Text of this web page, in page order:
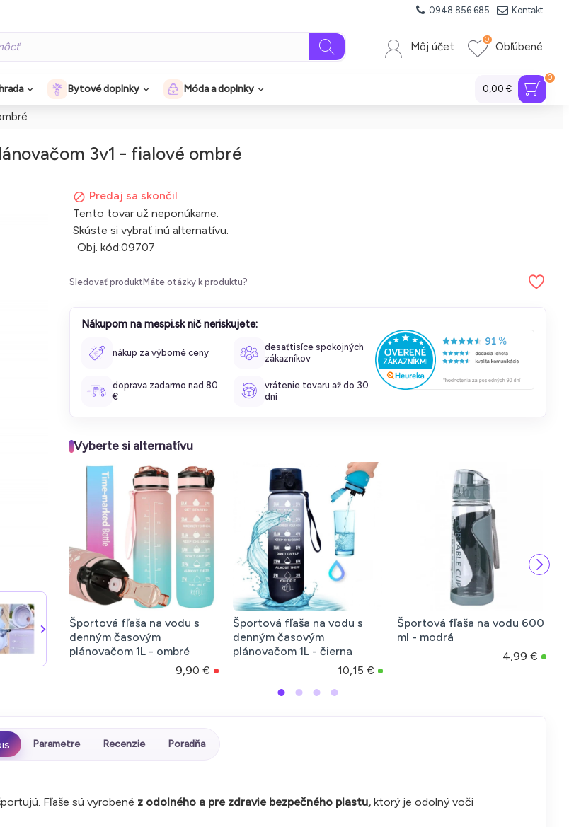
0948 856 685 Kontakt
Môj účet Obľúbené
0
Bytové doplnky Móda a doplnky 0,00 €
0
3v1 - fialové ombré
Predaj sa skončil
Tento tovar už neponúkame.
Skúste si vybrať inú alternatívu.
Obj. kód:09707
Sledovať produkt Máte otázky k produktu?
Nákupom na mespi.sk nič neriskujete:
nákup za výborné ceny
desaťtisíce spokojných
zákazníkov
doprava zadarmo nad 80
€
vrátenie tovaru až do 30
dní
Vyberte si alternatívu
Športová fľaša na vodu s
denným časovým
plánovačom 1L - ombré
9,90 €
Športová fľaša na vodu s
denným časovým
plánovačom 1L - čierna
10,15 €
Športová fľaša na vodu 600
ml - modrá
4,99 €
Parametre Recenzie Poradňa
Fľaše sú vyrobené z odolného a pre zdravie bezpečného plastu, ktorý je odolný voči